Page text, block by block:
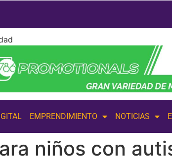
EMPRENDIMIENTO NOTICIAS
niños con